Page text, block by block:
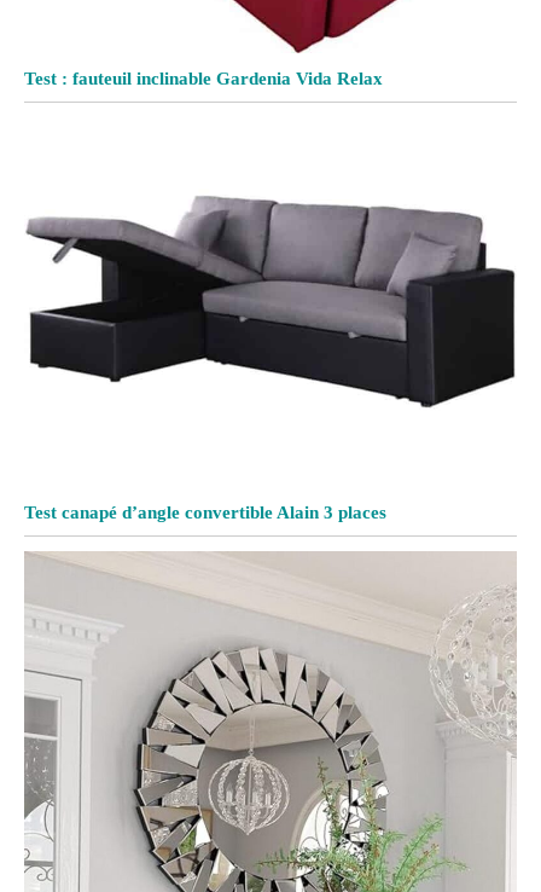
Test : fauteuil inclinable Gardenia Vida Relax
Test canapé d’angle convertible Alain 3 places